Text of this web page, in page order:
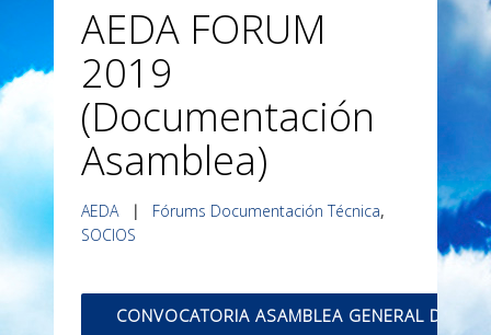
AEDA FORUM
2019
(Documentación
Asamblea)
AEDA | Fórums Documentación Técnica,
SOCIOS
CONVOCATORIA ASAMBLEA GENERAL DE